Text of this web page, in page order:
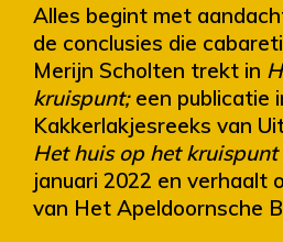
Alles begint met
de conclusies die
Merijn Scholten trekt in
kruispunt;een publicatie
Kakkerlakjesreeks van
Het huis op het kruispunt
januari 2022 en verhaalt
van Het Apeldoornsche